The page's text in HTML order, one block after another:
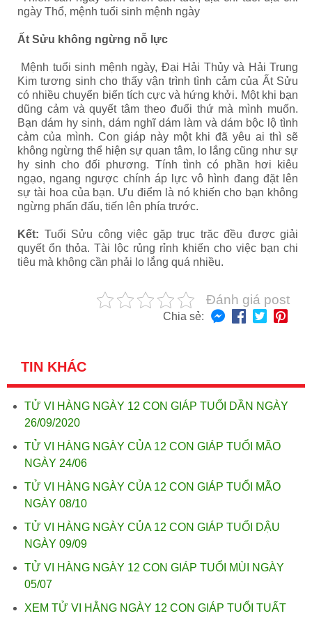
ngày Thổ, mệnh tuổi sinh mệnh ngày
Ất Sửu không ngừng nỗ lực
Mệnh tuổi sinh mệnh ngày, Đại Hải Thủy và Hải Trung
Kim tương sinh cho thấy vận trình tình cảm của Ất Sửu
có nhiều chuyển biến tích cực và hứng khởi. Một khi bạn
dũng cảm và quyết tâm theo đuổi thứ mà mình muốn.
Bạn dám hy sinh, dám nghĩ dám làm và dám bộc lộ tình
cảm của mình. Con giáp này một khi đã yêu ai thì sẽ
không ngừng thể hiện sự quan tâm, lo lắng cũng như sự
hy sinh cho đối phương. Tính tình có phần hơi kiêu
ngạo, ngang ngược chính áp lực vô hình đang đặt lên
sự tài hoa của bạn. Ưu điểm là nó khiến cho bạn không
ngừng phấn đấu, tiến lên phía trước.
Kết: Tuổi Sửu công việc gặp trục trặc đều được giải
quyết ổn thỏa. Tài lộc rủng rỉnh khiến cho việc bạn chi
tiêu mà không cần phải lo lắng quá nhiều.
Đánh giá post
Chia sẻ:
TIN KHÁC
TỬ VI HÀNG NGÀY 12 CON GIÁP TUỔI DẦN NGÀY
26/09/2020
TỬ VI HÀNG NGÀY CỦA 12 CON GIÁP TUỔI MÃO
NGÀY 24/06
TỬ VI HÀNG NGÀY CỦA 12 CON GIÁP TUỔI MÃO
NGÀY 08/10
TỬ VI HÀNG NGÀY CỦA 12 CON GIÁP TUỔI DẬU
NGÀY 09/09
TỬ VI HÀNG NGÀY 12 CON GIÁP TUỔI MÙI NGÀY
05/07
XEM TỬ VI HẰNG NGÀY 12 CON GIÁP TUỔI TUẤT